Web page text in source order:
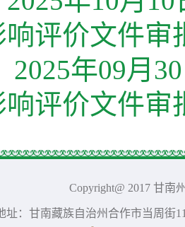
响评价文件审
2025年09月
响评价文件审
Copyright@ 2017 甘南
址：甘南藏族自治州合作市当周街